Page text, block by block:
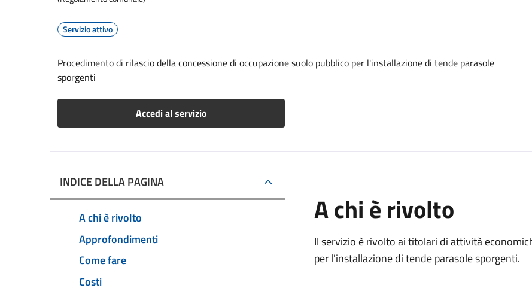
Servizio attivo
Procedimento di rilascio della concessione di occupazione suolo pubblico per l'installazione di tende parasole
sporgenti
Accedi al servizio
INDICE DELLA PAGINA
A chi è rivolto
Approfondimenti
Come fare
Costi
A chi è rivolto
Il servizio è rivolto ai titolari di attività
per l'installazione di tende parasole sporgenti.